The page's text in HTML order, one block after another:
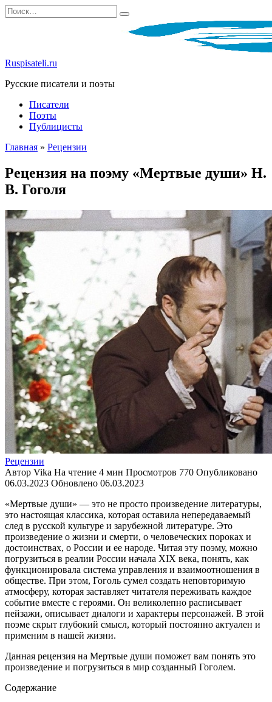
Перейти
к
Search
for:
Ruspisateli.ru
Русские писатели и поэты
Писатели
Поэты
Публицисты
Главная » Рецензии
Рецензия на поэму «Мертвые души» Н.
В. Гоголя
Рецензии
Автор Vika На чтение 4 мин Просмотров 770 Опубликовано
06.03.2023 Обновлено 06.03.2023
«Мертвые души» — это не просто произведение литературы,
это настоящая классика, которая оставила непередаваемый
след в русской культуре и зарубежной литературе. Это
произведение о жизни и смерти, о человеческих пороках и
достоинствах, о России и ее народе. Читая эту поэму, можно
погрузиться в реалии России начала XIX века, понять, как
функционировала система управления и взаимоотношения в
обществе. При этом, Гоголь сумел создать неповторимую
атмосферу, которая заставляет читателя переживать каждое
событие вместе с героями. Он великолепно расписывает
пейзажи, описывает диалоги и характеры персонажей. В этой
поэме скрыт глубокий смысл, который постоянно актуален и
применим в нашей жизни.
Данная рецензия на Мертвые души поможет вам понять это
произведение и погрузиться в мир созданный Гоголем.
Содержание